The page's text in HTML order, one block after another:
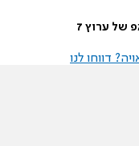
של ערוץ 7
דווחו לנו